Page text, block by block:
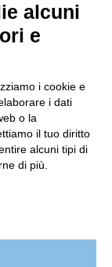
di
per ricevere
alcuni
e
i cookie e
i dati
o la
il tuo diritto
alcuni tipi di
di più.